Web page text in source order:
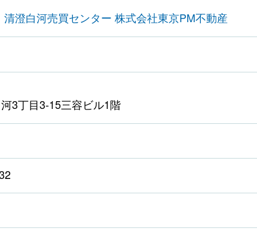
清澄白河売買センター 株式会社東京PM不動産
3丁目3-15三容ビル1階